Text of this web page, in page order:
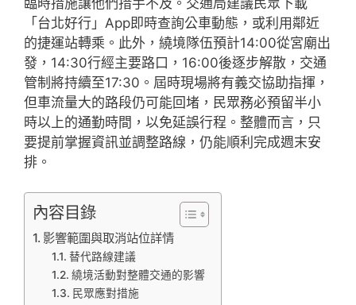
「台北好行」App即時查詢公車動態，或利用鄰近
的捷運站轉乘。此外，繞境隊伍預計14:00從宮廟出
發，14:30行經主要路口，16:00後逐步解散，交通
管制將持續至17:30。屆時現場將有義交協助指揮，
但車流量大的路段仍可能回堵，民眾務必預留半小
時以上的通勤時間，以免延誤行程。整體而言，只
要提前掌握資訊並調整路線，仍能順利完成週末安
排。
內容目錄
影響範圍與取消站位詳情
替代路線建議
繞境活動對整體交通的影響
民眾應對措施